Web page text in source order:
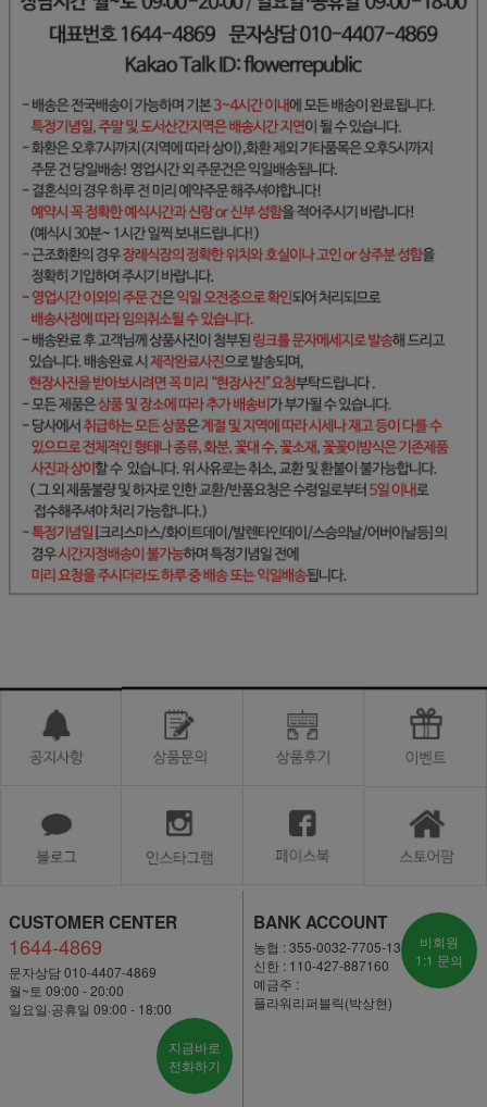
CUSTOMER CENTER
1644-4869
문자상담 010-4407-4869
월~토 09:00 - 20:00
일요일·공휴일 09:00 - 18:00
지금바로
전화하기
BANK ACCOUNT
농협 : 355-0032-7705-13
신한 : 110-427-887160
예금주 :
플라워리퍼블릭(박상현)
비회원
1:1 문의